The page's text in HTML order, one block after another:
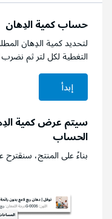
حساب كمية الدِهان
لتحديد كمية الدِهان
التغطية لكل لتر ثم
إبدأ
سيتم عرض كمية
الحساب
بناءً على المنتج،